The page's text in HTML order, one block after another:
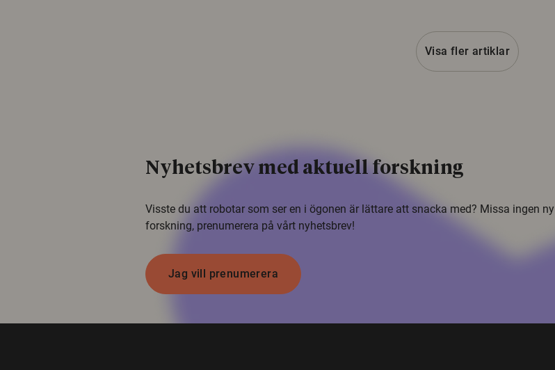
Visa fler artiklar
Nyhetsbrev med aktuell forskning
Visste du att robotar som ser en i ögonen är lättare att snacka med? Missa ingen ny
forskning, prenumerera på vårt nyhetsbrev!
Jag vill prenumerera